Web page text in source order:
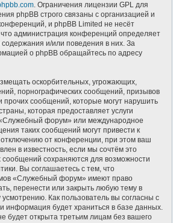
. Ограничения лицензии GPL для
phpBB строго связаны с организацией и
и phpBB Limited не несёт
что администрация конференций определяет
содержания и/или поведения в них. За
о phpBB обращайтесь по адресу
оскорбительных, угрожающих,
порнографических сообщений, призывов
прочих сообщений, которые могут нарушить
которая предоставляет услуги
форум» или международное
таких сообщений могут привести к
от конференции, при этом ваш
в известность, если мы сочтём это
сохраняются для возможности
Вы соглашаетесь с тем, что
«Служебный форум» имеют право
перенести или закрыть любую тему в
Как пользователь вы согласны с
информация будет храниться в базе данных.
будет открыта третьим лицам без вашего